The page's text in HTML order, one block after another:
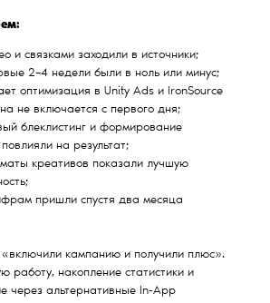
и связками заходили в источники;
2–4 недели были в ноль или минус;
оптимизация в Unity Ads и IronSource
не включается с первого дня;
блеклистинг и формирование
на результат;
креативов показали лучшую
пришли спустя два месяца
«включили кампанию и получили плюс».
работу, накопление статистики и
через альтернативные In-App